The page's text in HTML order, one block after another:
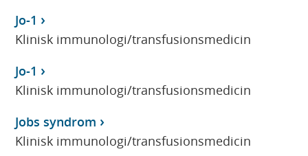
Jo-1
Klinisk immunologi/transfusionsmedicin
Jo-1
Klinisk immunologi/transfusionsmedicin
Jobs syndrom
Klinisk immunologi/transfusionsmedicin